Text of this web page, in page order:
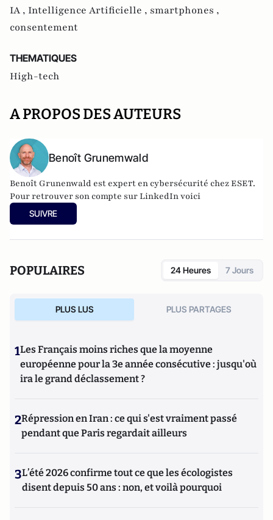
IA , Intelligence Artificielle , smartphones ,
consentement
THEMATIQUES
High-tech
A PROPOS DES AUTEURS
Benoît Grunemwald
Benoît Grunenwald est expert en cybersécurité chez ESET.
Pour retrouver son compte sur LinkedIn voici
SUIVRE
POPULAIRES 24 Heures 7 Jours
PLUS LUS PLUS PARTAGES
1Les Français moins riches que la moyenne
européenne pour la 3e année consécutive : jusqu'où
ira le grand déclassement ?
2Répression en Iran : ce qui s'est vraiment passé
pendant que Paris regardait ailleurs
3L’été 2026 confirme tout ce que les écologistes
disent depuis 50 ans : non, et voilà pourquoi